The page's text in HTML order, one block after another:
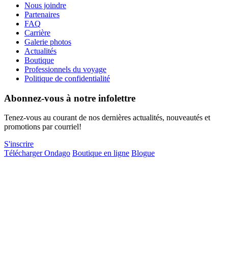
Nous joindre
Partenaires
FAQ
Carrière
Galerie photos
Actualités
Boutique
Professionnels du voyage
Politique de confidentialité
Abonnez-vous à notre infolettre
Tenez-vous au courant de nos dernières actualités, nouveautés et
promotions par courriel!
S'inscrire
Télécharger Ondago Boutique en ligne Blogue